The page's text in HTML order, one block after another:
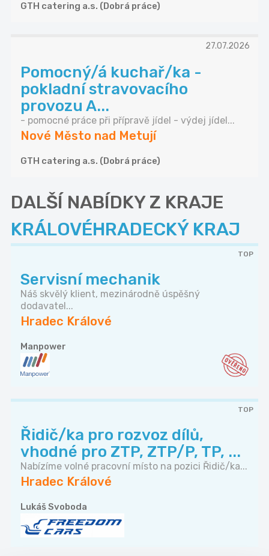
GTH catering a.s. (Dobrá práce)
27.07.2026
Pomocný/á kuchař/ka -
pokladní stravovacího
provozu A...
- pomocné práce při přípravě jídel - výdej jídel...
Nové Město nad Metují
GTH catering a.s. (Dobrá práce)
DALŠÍ NABÍDKY Z KRAJE
KRÁLOVÉHRADECKÝ KRAJ
TOP
Servisní mechanik
Náš skvělý klient, mezinárodně úspěšný
dodavatel...
Hradec Králové
Manpower
TOP
Řidič/ka pro rozvoz dílů,
vhodné pro ZTP, ZTP/P, TP, ...
Nabízíme volné pracovní místo na pozici Řidič/ka...
Hradec Králové
Lukáš Svoboda